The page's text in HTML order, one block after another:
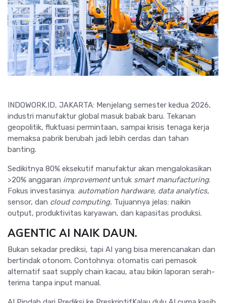
INDOWORK.ID, JAKARTA: Menjelang semester kedua 2026,
industri manufaktur global masuk babak baru. Tekanan
geopolitik, fluktuasi permintaan, sampai krisis tenaga kerja
memaksa pabrik berubah jadi lebih cerdas dan tahan
banting.
Sedikitnya 80% eksekutif manufaktur akan mengalokasikan
>20% anggaran improvementuntuk smart manufacturing.
Fokus investasinya: automation hardware, data analytics,
sensor, dan cloud computing. Tujuannya jelas: naikin
output, produktivitas karyawan, dan kapasitas produksi.
AGENTIC AI NAIK DAUN.
Bukan sekadar prediksi, tapi AI yang bisa merencanakan dan
bertindak otonom. Contohnya: otomatis cari pemasok
alternatif saat supply chain kacau, atau bikin laporan serah-
terima tanpa input manual.